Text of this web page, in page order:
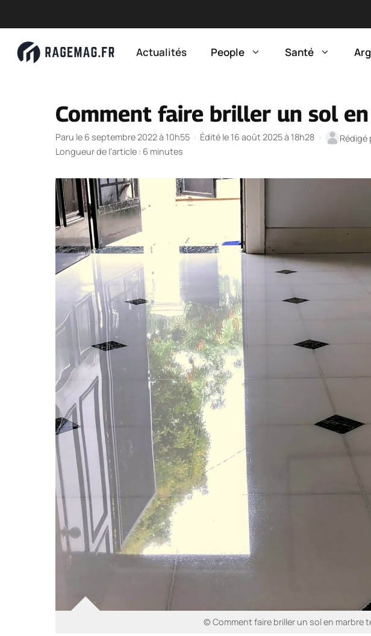
Actualités People Santé
Comment faire briller un sol
Paru le 6 septembre 2022 à 10h55 · Édité le 16 août 2025 à 18h28 · Rédigé
Longueur de l’article : 6 minutes
© Comment faire briller un sol en marbre